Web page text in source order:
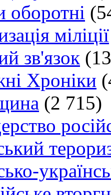
оборотні
міліції
зв'язок
Хроніки
(2 715)